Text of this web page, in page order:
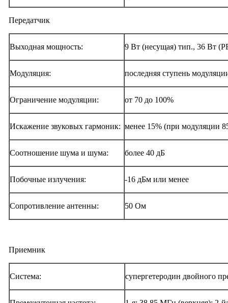
Передатчик
Выходная мощность: 9 Вт (несущая) тип., 36 Вт
Модуляция: последняя ступень
Ограничение модуляции: от 70 до 100%
Искажение звуковых гармоник: менее 15% (при модуляции
Соотношение шума и шума: более 40 дБ
Побочные излучения: -16 дБм или менее
Сопротивление антенны: 50 Ом
Приемник
Система: супергетеродин двойного